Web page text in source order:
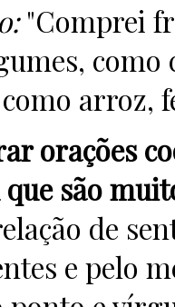
"Comprei
arroz,
orações
são
de
e pelo